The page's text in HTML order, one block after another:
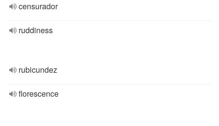
censurador
ruddiness
rubicundez
florescence